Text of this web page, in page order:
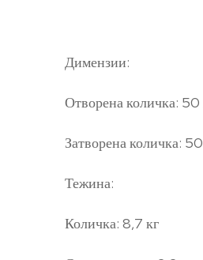
Димензии:
Отворена количка:
Затворена количка:
Тежина:
Количка: 8,7 кг